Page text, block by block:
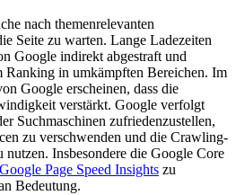
nach themenrelevanten
Seite zu warten. Lange Ladezeiten
Google indirekt abgestraft und
Ranking in umkämpften Bereichen. Im
Google erscheinen, dass die
verstärkt. Google verfolgt
Suchmaschinen zufriedenzustellen,
zu verschwenden und die Crawling-
Insbesondere die Google Core
Google Page Speed Insights zu
Bedeutung.